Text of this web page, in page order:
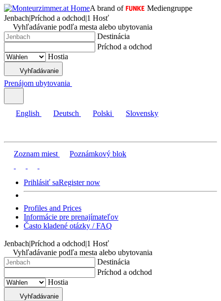
A brand of
Mediengruppe
Jenbach|Príchod a odchod|1 Hosť
Vyhľadávanie podľa mesta alebo ubytovania
Destinácia
Príchod a odchod
Hostia
Vyhľadávanie
Prenájom ubytovania
English Deutsch Polski Slovensky
Zoznam miest Poznámkový blok
Prihlásiť saRegister now
Profiles and Prices
Informácie pre prenajímateľov
Často kladené otázky / FAQ
Jenbach|Príchod a odchod|1 Hosť
Vyhľadávanie podľa mesta alebo ubytovania
Destinácia
Príchod a odchod
Hostia
Vyhľadávanie